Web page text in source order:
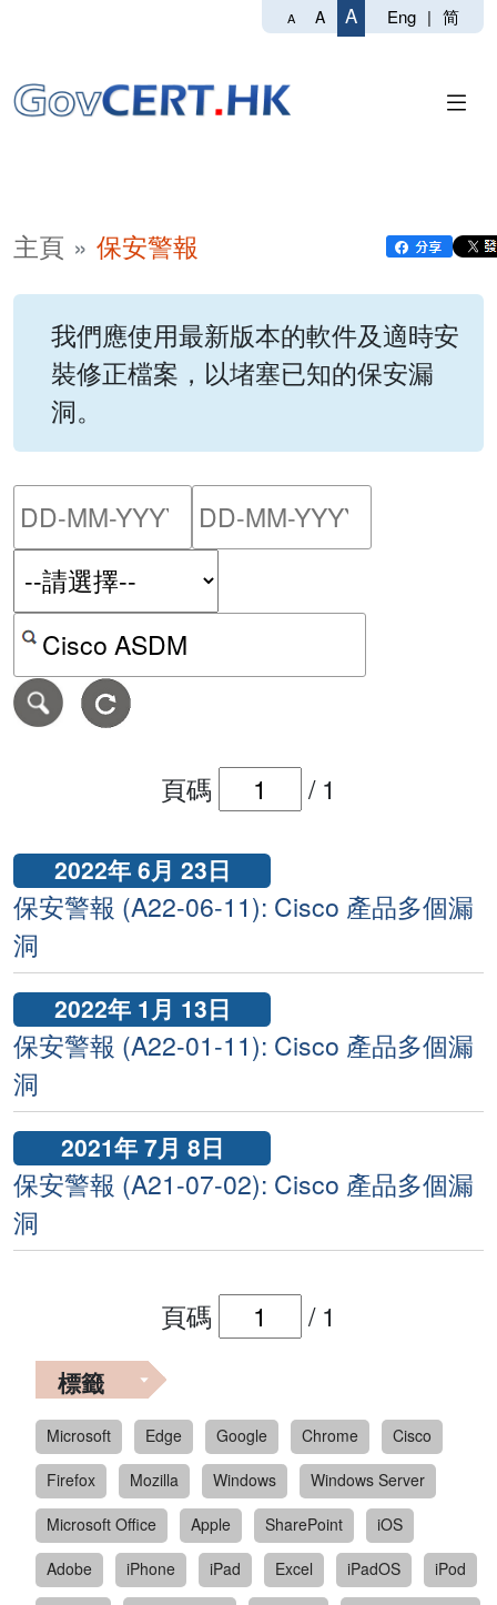
A A A Eng | 简
主頁 保安警報
我們應使用最新版本的軟件及適時安
裝修正檔案，以堵塞已知的保安漏
洞。
請輸入搜尋日期範圍的開
按關鍵字或 CVE ID 搜尋保安警報
頁碼 / 1
2022年 6月 23日
保安警報 (A22-06-11): Cisco 產品多個漏
洞
2022年 1月 13日
保安警報 (A22-01-11): Cisco 產品多個漏
洞
2021年 7月 8日
保安警報 (A21-07-02): Cisco 產品多個漏
洞
頁碼 / 1
標籤
Microsoft Edge Google Chrome
Cisco
Firefox
Mozilla Windows
Windows Server
Microsoft Office
Apple SharePoint
iOS
Adobe
iPhone iPad Excel iPadOS
iPod